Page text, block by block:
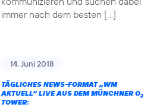
immer nach dem besten […]
14. Juni 2018
TÄGLICHES NEWS-FORMAT „WM
AKTUELL“ LIVE AUS DEM MÜNCHNER O2
TOWER: